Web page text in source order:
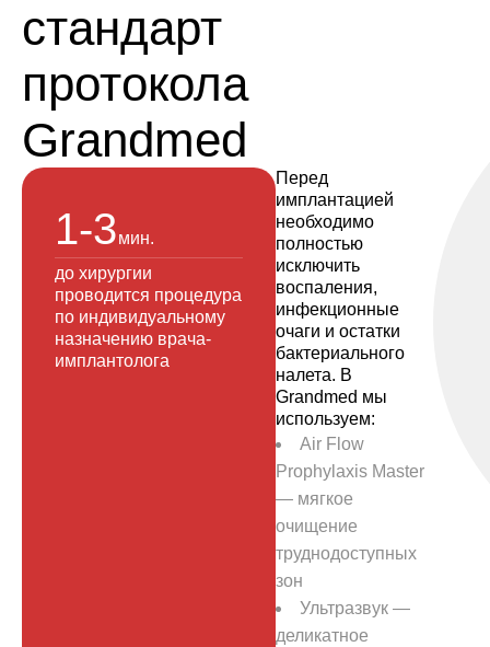
стандарт
протокола
Grandmed
1-3мин.
до хирургии
проводится процедура
по индивидуальному
назначению врача-
имплантолога
Перед
имплантацией
необходимо
полностью
исключить
воспаления,
инфекционные
очаги и остатки
бактериального
налета. В
Grandmed мы
используем:
Air Flow
Prophylaxis Master
— мягкое
очищение
труднодоступных
зон
Ультразвук —
деликатное